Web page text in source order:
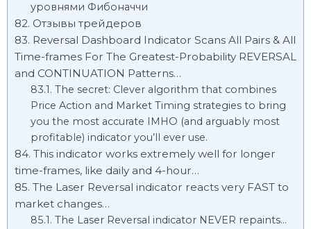
уровнями Фибоначчи
Отзывы трейдеров
Reversal Dashboard Indicator Scans All Pairs & All
Time-frames For The Greatest-Probability REVERSAL
and CONTINUATION Patterns…
The secret: Clever algorithm that combines
Price Action and Market Timing strategies to bring
you the most accurate IMHO (and arguably most
profitable) indicator you’ll ever use.
This indicator works extremely well for longer
time-frames, like daily and 4-hour…
The Laser Reversal indicator reacts very FAST to
market changes…
The Laser Reversal indicator NEVER repaints…